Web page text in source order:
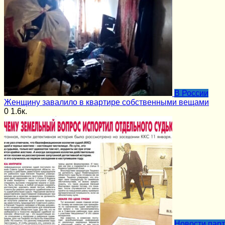
В России
Женщину завалило в квартире собственными вещами
0 1.6к.